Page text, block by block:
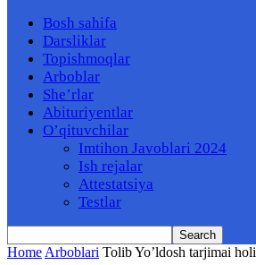
Bosh sahifa
Darsliklar
Topishmoqlar
Arboblar
She’rlar
Abituriyentlar
O’qituvchilar
Imtihon Javoblari 2024
Ish rejalar
Attestatsiya
Testlar
Home Arboblari Tolib Yo’ldosh tarjimai holi